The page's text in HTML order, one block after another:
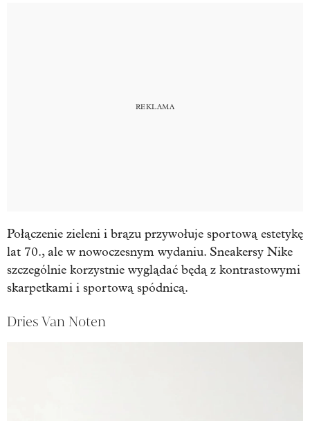
Połączenie zieleni i brązu przywołuje sportową estetykę
lat 70., ale w nowoczesnym wydaniu. Sneakersy Nike
szczególnie korzystnie wyglądać będą z kontrastowymi
skarpetkami i sportową spódnicą.
Dries Van Noten